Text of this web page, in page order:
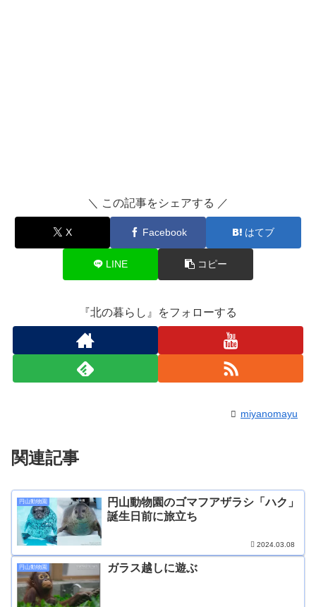
＼ この記事をシェアする ／
X Facebook はてブ
LINE コピー
『北の暮らし』をフォローする
miyanomayu
関連記事
円山動物園
円山動物園のゴマフアザラシ「ハク」
誕生日前に旅立ち
2024.03.08
円山動物園 ガラス越しに遊ぶ